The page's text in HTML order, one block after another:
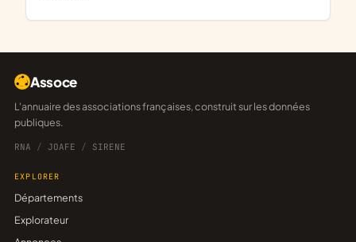
Assoce
L'annuaire des associations françaises, construit sur les données
publiques.
RNA / JOAFE / SIRENE
EXPLORER
Départements
Explorateur